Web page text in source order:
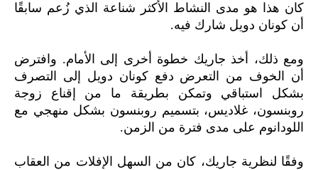
كان هذا هو مدى النشاط الأكثر شناعة الذي زُعم سابقًا
أن كونان دويل شارك فيه.
ومع ذلك، أخذ جاريك خطوة أخرى إلى الأمام. وافترض
أن الخوف من التعرض دفع كونان دويل إلى التصرف
بشكل استباقي وتمكن بطريقة ما من إقناع زوجة
روبنسون، غلاديس، بتسميم روبنسون بشكل منهجي مع
اللودانوم على مدى فترة من الزمن.
وفقًا لنظرية جاريك، كان من السهل الإفلات من العقاب